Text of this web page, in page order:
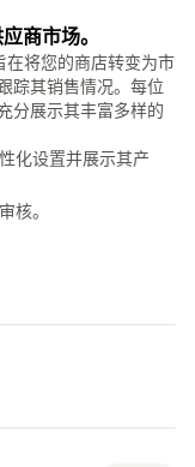
商市场。
将您的商店转变为市
踪其销售情况。每位
分展示其丰富多样的
化设置并展示其产
核。